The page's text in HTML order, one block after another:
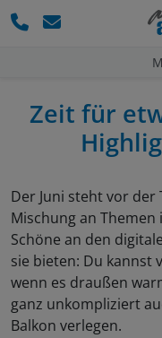
Zeit für
Der Juni steht vor
Mischung an
Schöne an den
sie bieten: Du kannst
wenn es draußen
ganz unkompliziert
Balkon verlegen.